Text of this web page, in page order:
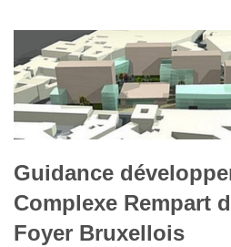
Guidance
Complexe Rempart
Foyer Bruxellois